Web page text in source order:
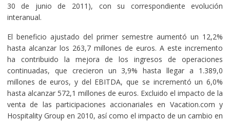
30 de junio de 2011), con su correspondiente evolución
interanual.
El beneficio ajustado del primer semestre aumentó un 12,2%
hasta alcanzar los 263,7 millones de euros. A este incremento
ha contribuido la mejora de los ingresos de operaciones
continuadas, que crecieron un 3,9% hasta llegar a 1.389,0
millones de euros, y del EBITDA, que se incrementó un 6,0%
hasta alcanzar 572,1 millones de euros. Excluido el impacto de la
venta de las participaciones accionariales en Vacation.com y
Hospitality Group en 2010, así como el impacto de un cambio en